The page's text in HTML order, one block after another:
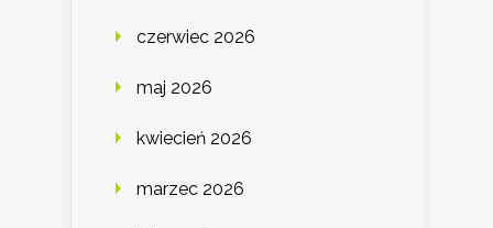
czerwiec 2026
maj 2026
kwiecień 2026
marzec 2026